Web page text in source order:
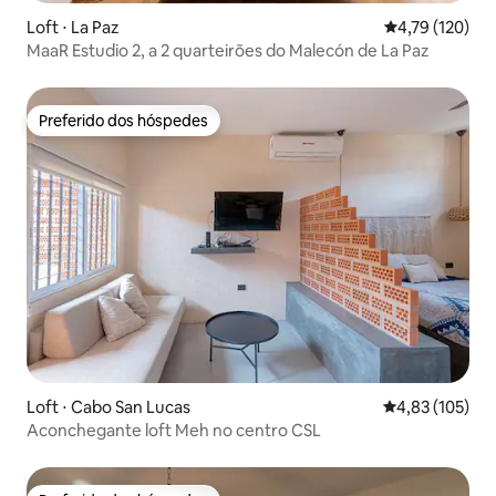
Loft ⋅ La Paz 4,79 de uma
4,79 (120)
MaaR Estudio 2, a 2 quarteirões do Malecón de La Paz
Preferido dos hóspedes
Preferido dos hóspedes
Loft ⋅ Cabo San Lucas 4,83 de uma
4,83 (105)
Aconchegante loft Meh no centro CSL